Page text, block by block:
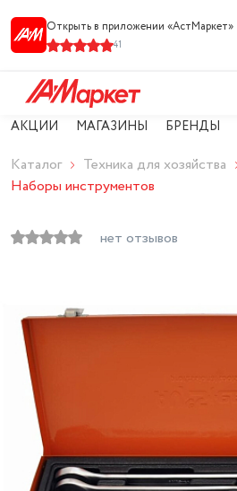
Открыть в приложении «АстМарке‪т‬»
41
АКЦИИ МАГАЗИНЫ БРЕНДЫ
Каталог Техника для хозяйства
Наборы инструментов
нет отзывов